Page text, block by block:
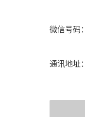
微信号码：
通讯地址：